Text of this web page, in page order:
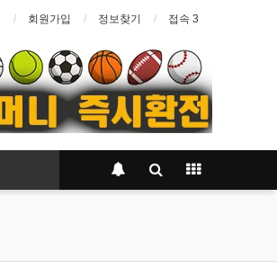
회원가입 정보찾기 접속 3